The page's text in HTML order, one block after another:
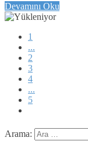
Devamını Oku
1
...
2
3
4
...
5
Arama: